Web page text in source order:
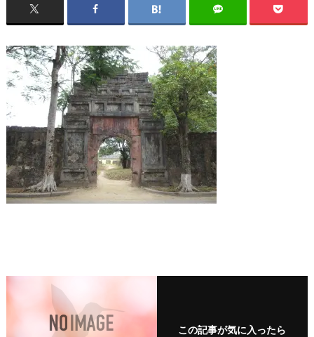
この記事が気に入ったら